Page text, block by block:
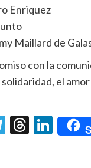
Enriquez
Maillard de
con la
el
Telegram